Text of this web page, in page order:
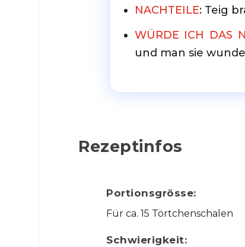
NACHTEILE: Teig
WÜRDE ICH DAS
und man sie
Rezeptinfos
Portionsgrösse:
Für ca. 15 Törtchenschalen
Schwierigkeit: